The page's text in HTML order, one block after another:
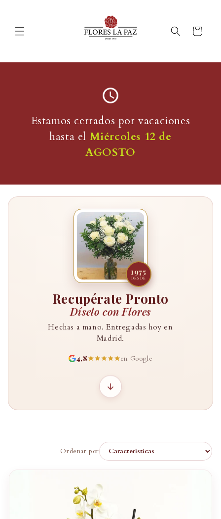
Carrito
Estamos cerrados por vacaciones
hasta el Miércoles 12 de
AGOSTO
1975
DESDE
Recupérate Pronto
Díselo con Flores
Hechas a mano. Entregadas hoy en
Madrid.
4,8 en Google
Ordenar por